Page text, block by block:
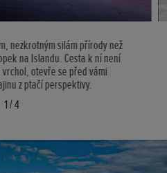
nezkrotným silám přírody než
na Islandu. Cesta k ní není
otevře se před vámi
z ptačí perspektivy.
1/4